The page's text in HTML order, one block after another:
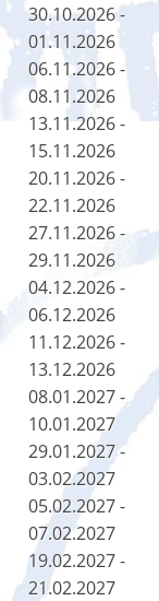
30.10.2026 -
01.11.2026
06.11.2026 -
08.11.2026
13.11.2026 -
15.11.2026
20.11.2026 -
22.11.2026
27.11.2026 -
29.11.2026
04.12.2026 -
06.12.2026
11.12.2026 -
13.12.2026
08.01.2027 -
10.01.2027
29.01.2027 -
03.02.2027
05.02.2027 -
07.02.2027
19.02.2027 -
21.02.2027